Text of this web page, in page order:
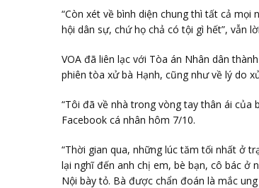
“Còn xét về bình diện chung thì tất cả
hội dân sự, chứ họ chả có tội gì hết”, vẫn
VOA đã liên lạc với Tòa án Nhân dân
phiên tòa xử bà Hạnh, cũng như về lý do
“Tôi đã về nhà trong vòng tay thân ái của
Facebook cá nhân hôm 7/10.
“Thời gian qua, những lúc tăm tối nhất ở
lại nghĩ đến anh chị em, bè bạn, cô bác ở
Nội bày tỏ. Bà được chẩn đoán là mắc